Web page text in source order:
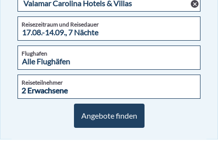
Reisezeitraum und Reisedauer
Flughafen
Reiseteilnehmer
2 Erwachsene
2 Erwachsene
Angebote finden